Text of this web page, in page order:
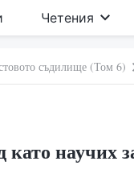
Четения
съдилище (Том 6)
като научих